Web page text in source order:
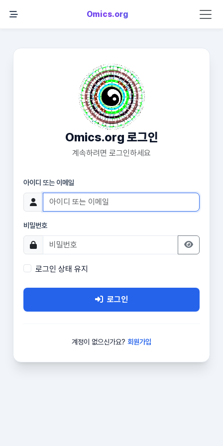
Omics.org
Omics.org 로그인
계속하려면 로그인하세요
아이디 또는 이메일
비밀번호
로그인 상태 유지
로그인
계정이 없으신가요? 회원가입